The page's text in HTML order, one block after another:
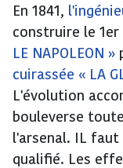
En 1841,
construire le 1er
LE NAPOLEON »
cuirassée « LA
L'évolution
bouleverse
l'arsenal. IL faut
qualifié. Les